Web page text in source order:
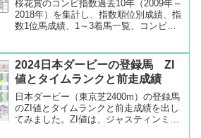
桜花賞のコンピ指数過去10年（2009年～
2018年）を集計し、指数順位別成績、指
数1位馬成績、1～3着馬一覧、コンピ指
年のコンピ指数順位別成績を見ると、指
数順位1位...
2024日本ダービーの登録馬 ZI
値とタイムランクと前走成績
日本ダービー（東京芝2400m）の登録馬
のZI値とタイムランクと前走成績を出し
てみました。ZI値は、ジャスティンミラ